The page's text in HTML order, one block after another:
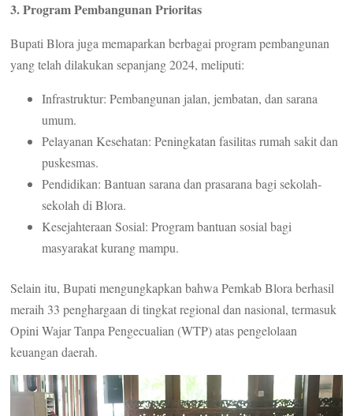
3. Program Pembangunan Prioritas
Bupati Blora juga memaparkan berbagai program pembangunan
yang telah dilakukan sepanjang 2024, meliputi:
Infrastruktur: Pembangunan jalan, jembatan, dan sarana
umum.
Pelayanan Kesehatan: Peningkatan fasilitas rumah sakit dan
puskesmas.
Pendidikan: Bantuan sarana dan prasarana bagi sekolah-
sekolah di Blora.
Kesejahteraan Sosial: Program bantuan sosial bagi
masyarakat kurang mampu.
Selain itu, Bupati mengungkapkan bahwa Pemkab Blora berhasil
meraih 33 penghargaan di tingkat regional dan nasional, termasuk
Opini Wajar Tanpa Pengecualian (WTP) atas pengelolaan
keuangan daerah.